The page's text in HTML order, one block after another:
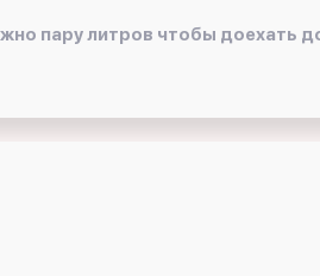
пару литров чтобы доехать